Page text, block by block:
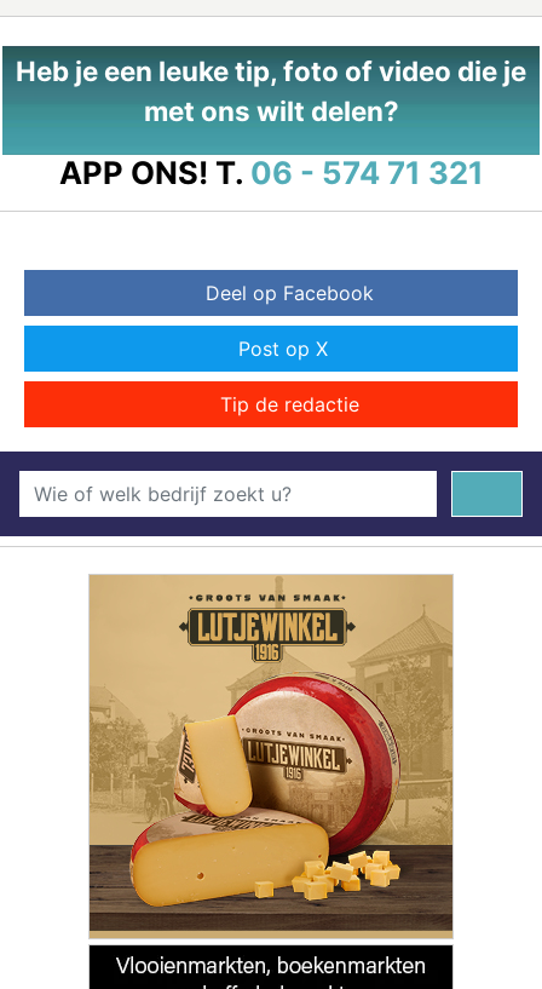
Heb je een leuke tip, foto of video die je
met ons wilt delen?
APP ONS! T. 06 - 574 71 321
Deel op Facebook
Post op X
Tip de redactie